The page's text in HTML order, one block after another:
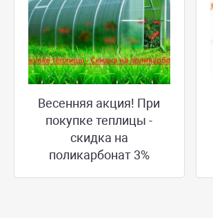
Весенняя акция! При
покупке теплицы -
скидка на
поликарбонат 3%